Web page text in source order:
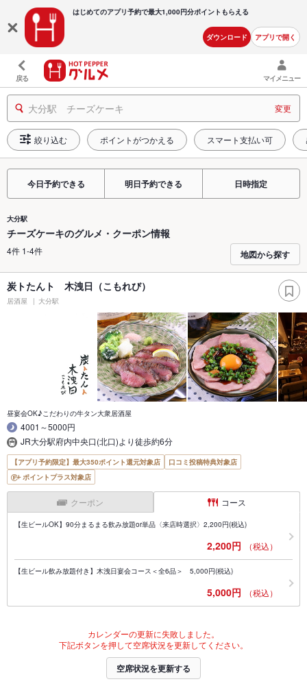
はじめてのアプリ予約で最大1,000円分ポイントもらえる
ダウンロード アプリで開く
戻る マイメニュー
大分駅 チーズケーキ 変更
絞り込む ポイントがつかえる スマート支払い可
今日予約できる 明日予約できる 日時指定
大分駅
チーズケーキのグルメ・クーポン情報
4件 1-4件 地図から探す
炭トたんト 木洩日（こもれび）
居酒屋 大分駅
昼宴会OK♪こだわりの牛タン大衆居酒屋
4001～5000円
JR大分駅府内中央口(北口)より徒歩約6分
【アプリ予約限定】最大350ポイント還元対象店
口コミ投稿特典対象店
ポイントプラス対象店
クーポン コース
【生ビールOK】90分まるまる飲み放題or単品〈来店時選択〉2,200円(税込)
2,200円 （税込）
【生ビール飲み放題付き】木洩日宴会コース＜全6品＞ 5,000円(税込)
5,000円 （税込）
カレンダーの更新に失敗しました。
下記ボタンを押して空席状況を更新してください。
空席状況を更新する